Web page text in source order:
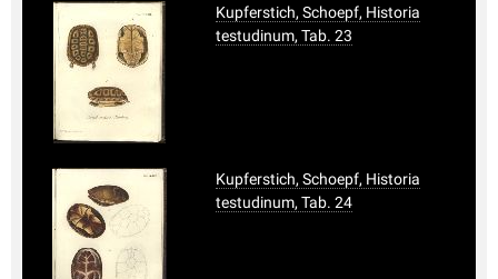
Kupferstich, Schoepf, Historia
testudinum, Tab. 23
Kupferstich, Schoepf, Historia
testudinum, Tab. 24